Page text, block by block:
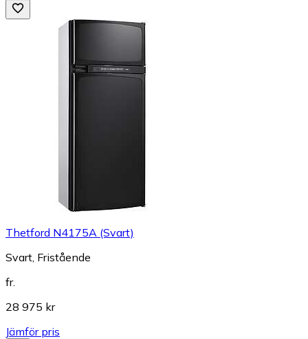
Thetford N4175A (Svart)
Svart, Fristående
fr.
28 975 kr
Jämför pris